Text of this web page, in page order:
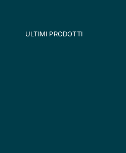
ULTIMI PRODOTTI